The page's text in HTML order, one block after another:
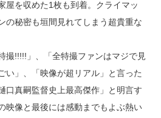
屋を収めた1枚も到着。クライマッ
の秘密も垣間見れてしまう超貴重な
撮!!!!!」、「全特撮ファンはマジで見
い」、「映像が超リアル」と言った
口真嗣監督史上最高傑作」と明言す
映像と最後には感動までもよぶ熱い